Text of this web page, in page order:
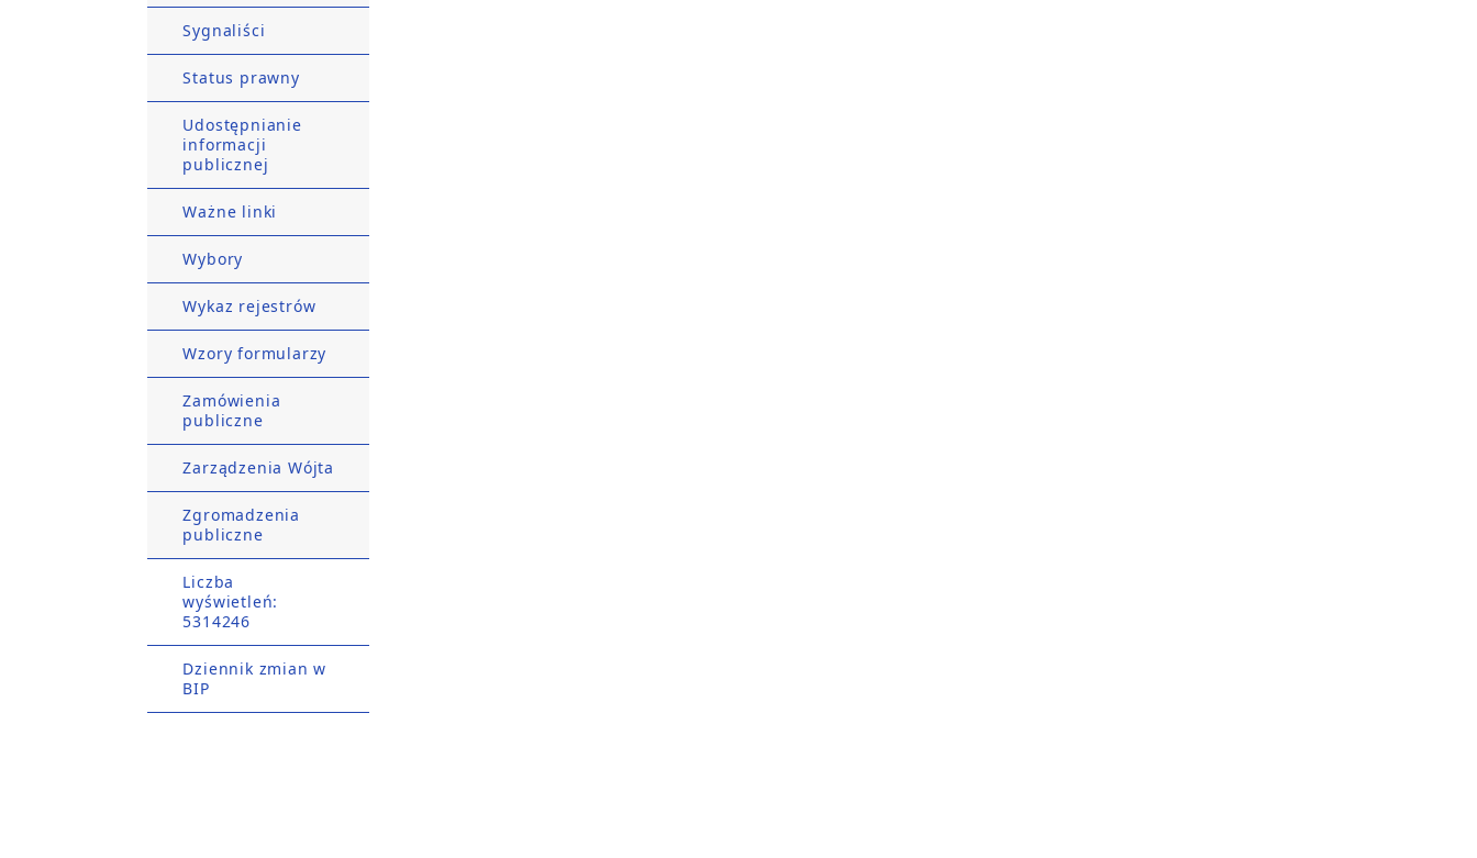
Sygnaliści
Status prawny
Udostępnianie
informacji
publicznej
Ważne linki
Wybory
Wykaz rejestrów
Wzory formularzy
Zamówienia
publiczne
Zarządzenia Wójta
Zgromadzenia
publiczne
Liczba
wyświetleń:
5314246
Dziennik zmian w
BIP